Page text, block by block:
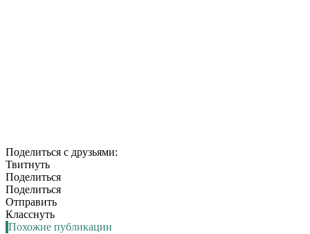
Поделиться с друзьями:
Твитнуть
Поделиться
Поделиться
Отправить
Класснуть
Похожие публикации